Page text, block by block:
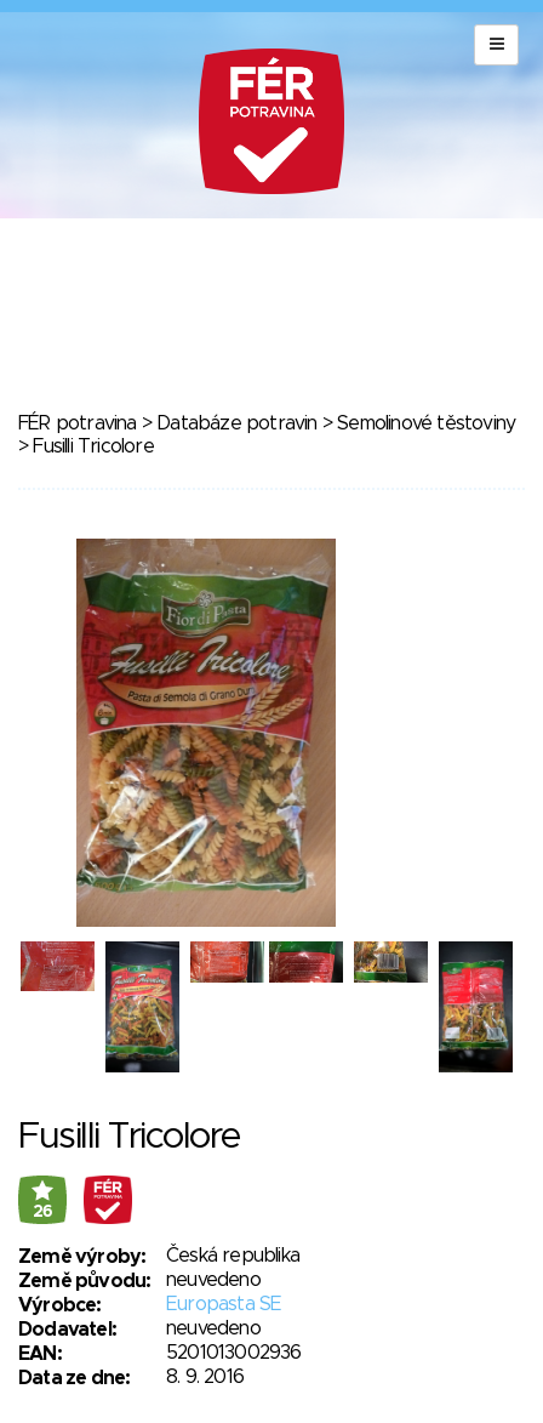
FÉR potravina > Databáze potravin >Semolinové těstoviny
> Fusilli Tricolore
Fusilli Tricolore
26
Země výroby:
Česká republika
Země původu:
neuvedeno
Výrobce:
Europasta SE
Dodavatel:
neuvedeno
EAN:
5201013002936
Data ze dne:
8. 9. 2016